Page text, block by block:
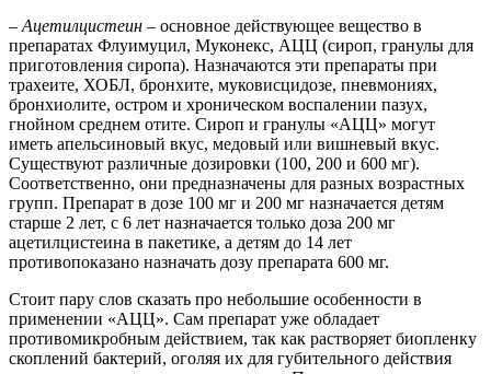
– Ацетилцистеин – основное действующее вещество в
препаратах Флуимуцил, Муконекс, АЦЦ (сироп, гранулы для
приготовления сиропа). Назначаются эти препараты при
трахеите, ХОБЛ, бронхите, муковисцидозе, пневмониях,
бронхиолите, остром и хроническом воспалении пазух,
гнойном среднем отите. Сироп и гранулы «АЦЦ» могут
иметь апельсиновый вкус, медовый или вишневый вкус.
Существуют различные дозировки (100, 200 и 600 мг).
Соответственно, они предназначены для разных возрастных
групп. Препарат в дозе 100 мг и 200 мг назначается детям
старше 2 лет, с 6 лет назначается только доза 200 мг
ацетилцистеина в пакетике, а детям до 14 лет
противопоказано назначать дозу препарата 600 мг.
Стоит пару слов сказать про небольшие особенности в
применении «АЦЦ». Сам препарат уже обладает
противомикробным действием, так как растворяет биопленку
скоплений бактерий, оголяя их для губительного действия